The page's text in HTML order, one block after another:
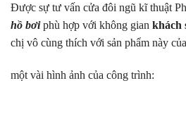
Được sự tư vấn cửa đôi ngũ kĩ thuật
hồ bơiphù hợp với không gian khách
chị vô cùng thích với sản phẩm này
một vài hình ảnh của công trình: